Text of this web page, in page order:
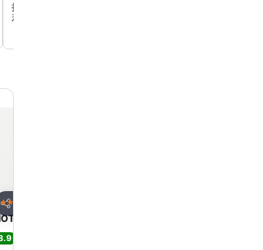
探索特別設計的銀喉長尾山雀主題客房，裡面裝飾著迷人
和攝影作品，為你帶來愉悅而沉浸式的體驗。
分享
級
FORZA SAPPORO STATION